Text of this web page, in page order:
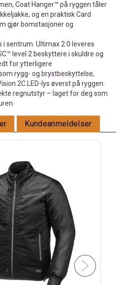
Coat Hanger™ på ryggen tåler
og en praktisk Card
gjør bomstasjoner og
sentrum. Ultimax 2.0 leveres
level 2 beskyttere i skuldre og
for ytterligere
rygg- og brystbeskyttelse,
2C LED-lys øverst på ryggen.
regnutstyr – laget for deg som
Kundeanmeldelser